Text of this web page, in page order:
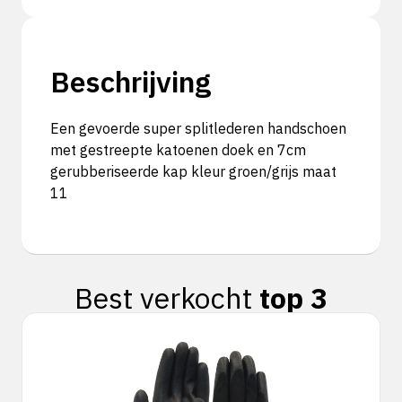
Beschrijving
Een gevoerde super splitlederen handschoen
met gestreepte katoenen doek en 7cm
gerubberiseerde kap kleur groen/grijs maat
11
Best verkocht top 3